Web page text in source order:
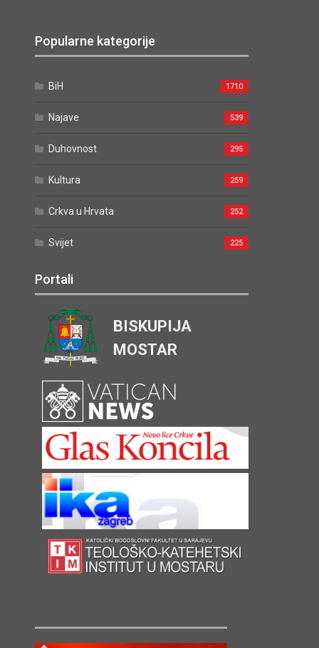
Popularne kategorije
BiH 1710
Najave 539
Duhovnost 295
Kultura 259
Crkva u Hrvata 252
Svijet 225
Portali
BISKUPIJA
MOSTAR